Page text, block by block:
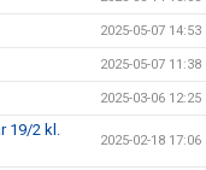
2025-05-07 14:53
2025-05-07 11:38
2025-03-06 12:25
19/2 kl.
2025-02-18 17:06